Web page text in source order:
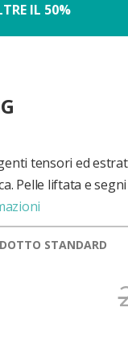
IL 50%
tensori ed
Pelle liftata e
STANDARD